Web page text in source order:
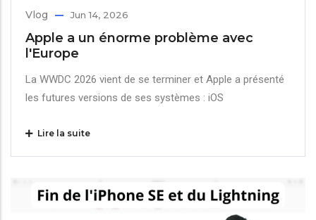
Vlog Jun 14, 2026
Apple a un énorme problème avec
l'Europe
La WWDC 2026 vient de se terminer et Apple a présenté
les futures versions de ses systèmes : iOS
Lire la suite